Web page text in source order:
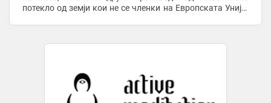
потекло од земји кои не се членки на Европската Унија.